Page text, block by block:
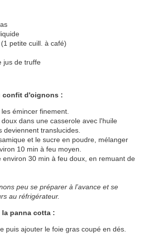
petite cuill. à café)
jus de truffe
confit d'oignons :
émincer finement.
dans une casserole avec l'huile
deviennent translucides.
et le sucre en poudre, mélanger
10 min à feu moyen.
environ 30 min à feu doux, en remuant de
peu se préparer à l’avance et se
au réfrigérateur.
la panna cotta :
puis ajouter le foie gras coupé en dés.